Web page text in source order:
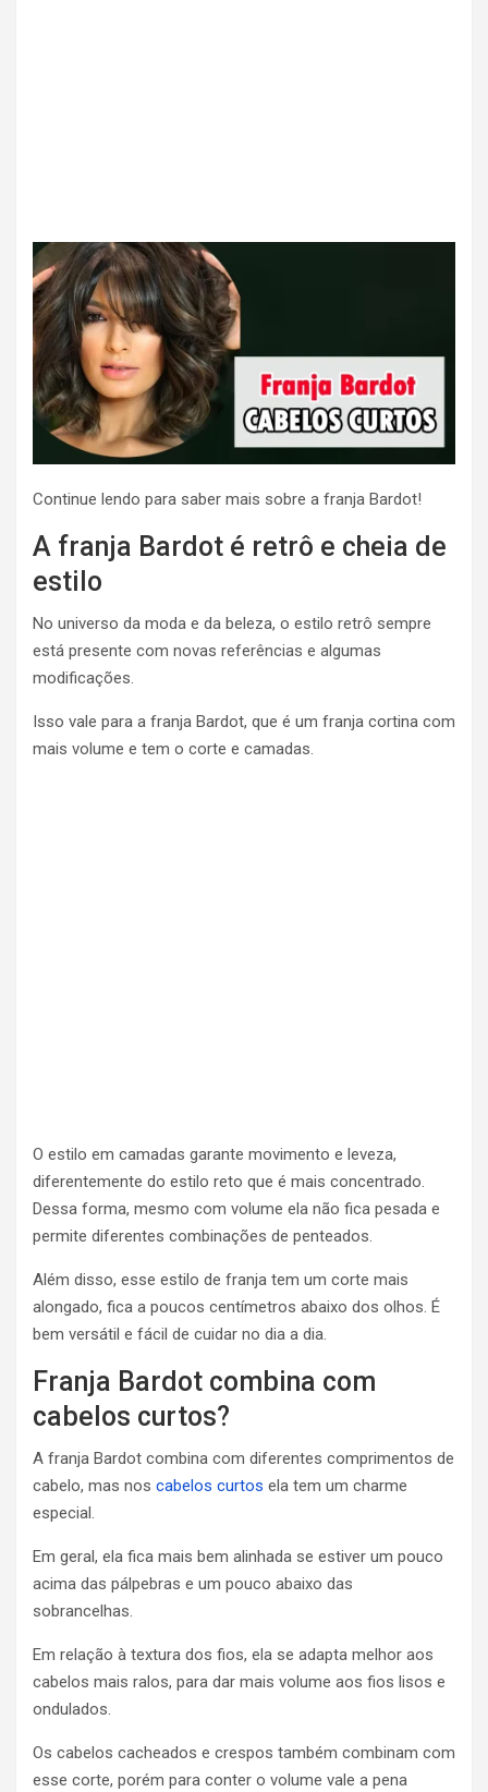
Continue lendo para saber mais sobre a franja Bardot!
A franja Bardot é retrô e cheia de
estilo
No universo da moda e da beleza, o estilo retrô sempre
está presente com novas referências e algumas
modificações.
Isso vale para a franja Bardot, que é um franja cortina com
mais volume e tem o corte e camadas.
O estilo em camadas garante movimento e leveza,
diferentemente do estilo reto que é mais concentrado.
Dessa forma, mesmo com volume ela não fica pesada e
permite diferentes combinações de penteados.
Além disso, esse estilo de franja tem um corte mais
alongado, fica a poucos centímetros abaixo dos olhos. É
bem versátil e fácil de cuidar no dia a dia.
Franja Bardot combina com
cabelos curtos?
A franja Bardot combina com diferentes comprimentos de
cabelo, mas nos cabelos curtos ela tem um charme
especial.
Em geral, ela fica mais bem alinhada se estiver um pouco
acima das pálpebras e um pouco abaixo das
sobrancelhas.
Em relação à textura dos fios, ela se adapta melhor aos
cabelos mais ralos, para dar mais volume aos fios lisos e
ondulados.
Os cabelos cacheados e crespos também combinam com
esse corte, porém para conter o volume vale a pena